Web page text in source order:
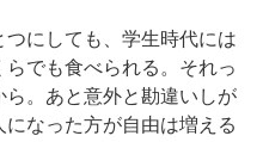
つにしても、学生時代には
でも食べられる。それっ
。あと意外と勘違いしが
なった方が自由は増える